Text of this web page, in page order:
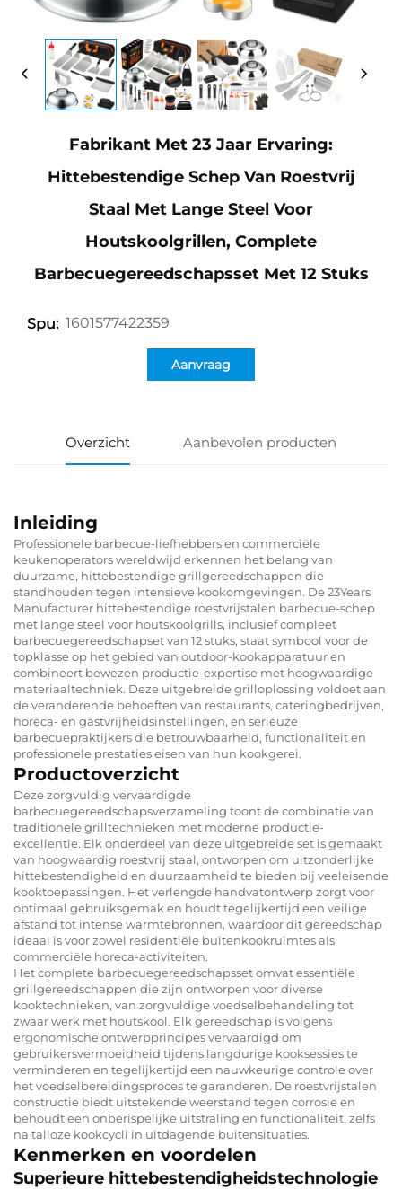
Fabrikant Met 23 Jaar Ervaring:
Hittebestendige Schep Van Roestvrij
Staal Met Lange Steel Voor
Houtskoolgrillen, Complete
Barbecuegereedschapsset Met 12 Stuks
Spu: 1601577422359
Aanvraag
Overzicht Aanbevolen producten
Inleiding
Professionele barbecue-liefhebbers en commerciële
keukenoperators wereldwijd erkennen het belang van
duurzame, hittebestendige grillgereedschappen die
standhouden tegen intensieve kookomgevingen. De 23Years
Manufacturer hittebestendige roestvrijstalen barbecue-schep
met lange steel voor houtskoolgrills, inclusief compleet
barbecuegereedschapset van 12 stuks, staat symbool voor de
topklasse op het gebied van outdoor-kookapparatuur en
combineert bewezen productie-expertise met hoogwaardige
materiaaltechniek. Deze uitgebreide grilloplossing voldoet aan
de veranderende behoeften van restaurants, cateringbedrijven,
horeca- en gastvrijheidsinstellingen, en serieuze
barbecuepraktijkers die betrouwbaarheid, functionaliteit en
professionele prestaties eisen van hun kookgerei.
Productoverzicht
Deze zorgvuldig vervaardigde
barbecuegereedschapsverzameling toont de combinatie van
traditionele grilltechnieken met moderne productie-
excellentie. Elk onderdeel van deze uitgebreide set is gemaakt
van hoogwaardig roestvrij staal, ontworpen om uitzonderlijke
hittebestendigheid en duurzaamheid te bieden bij veeleisende
kooktoepassingen. Het verlengde handvatontwerp zorgt voor
optimaal gebruiksgemak en houdt tegelijkertijd een veilige
afstand tot intense warmtebronnen, waardoor dit gereedschap
ideaal is voor zowel residentiële buitenkookruimtes als
commerciële horeca-activiteiten.
Het complete barbecuegereedschapsset omvat essentiële
grillgereedschappen die zijn ontworpen voor diverse
kooktechnieken, van zorgvuldige voedselbehandeling tot
zwaar werk met houtskool. Elk gereedschap is volgens
ergonomische ontwerpprincipes vervaardigd om
gebruikersvermoeidheid tijdens langdurige kooksessies te
verminderen en tegelijkertijd een nauwkeurige controle over
het voedselbereidingsproces te garanderen. De roestvrijstalen
constructie biedt uitstekende weerstand tegen corrosie en
behoudt een onberispelijke uitstraling en functionaliteit, zelfs
na talloze kookcycli in uitdagende buitensituaties.
Kenmerken en voordelen
Superieure hittebestendigheidstechnologie